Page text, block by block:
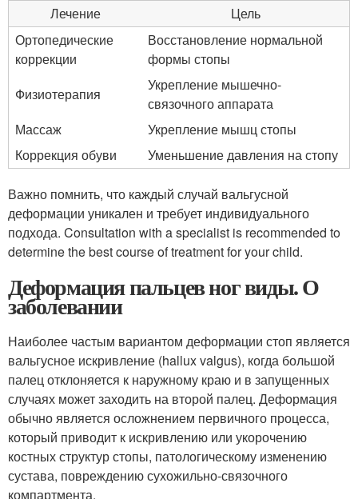
Лечение
Цель
Ортопедические
коррекции
Восстановление нормальной
формы стопы
Физиотерапия
Укрепление мышечно-
связочного аппарата
Массаж
Укрепление мышц стопы
Коррекция обуви
Уменьшение давления на стопу
Важно помнить, что каждый случай вальгусной
деформации уникален и требует индивидуального
подхода. Consultation with a specialist is recommended to
determine the best course of treatment for your child.
Деформация пальцев ног виды. О
заболевании
Наиболее частым вариантом деформации стоп является
вальгусное искривление (hallux valgus), когда большой
палец отклоняется к наружному краю и в запущенных
случаях может заходить на второй палец. Деформация
обычно является осложнением первичного процесса,
который приводит к искривлению или укорочению
костных структур стопы, патологическому изменению
сустава, повреждению сухожильно-связочного
компартмента.